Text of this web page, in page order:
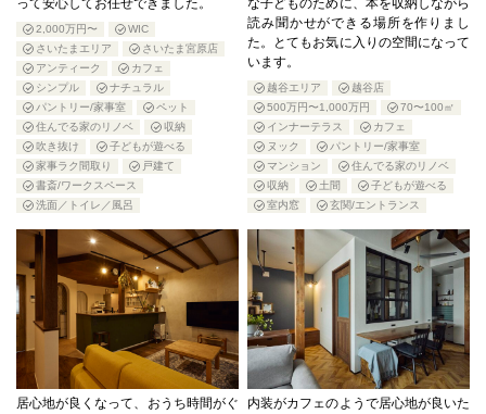
って安心してお任せできました。
2,000万円〜
WIC
さいたまエリア
さいたま宮原店
アンティーク
カフェ
シンプル
ナチュラル
パントリー/家事室
ペット
住んでる家のリノベ
収納
吹き抜け
子どもが遊べる
家事ラク間取り
戸建て
書斎/ワークスペース
洗面／トイレ／風呂
な子どものために、本を収納しながら
読み聞かせができる場所を作りまし
た。とてもお気に入りの空間になって
います。
越谷エリア
越谷店
500万円〜1,000万円
70〜100㎡
インナーテラス
カフェ
ヌック
パントリー/家事室
マンション
住んでる家のリノベ
収納
土間
子どもが遊べる
室内窓
玄関/エントランス
居心地が良くなって、おうち時間がぐ
内装がカフェのようで居心地が良いた